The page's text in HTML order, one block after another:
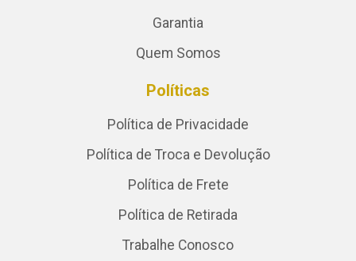
Garantia
Quem Somos
Políticas
Política de Privacidade
Política de Troca e Devolução
Política de Frete
Política de Retirada
Trabalhe Conosco